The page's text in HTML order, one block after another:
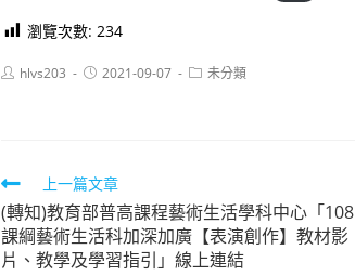
瀏覽次數: 234
Posthlvs203
Post2021-09-07
Post未分類
Read
more
articles
上一篇文章
(轉知)教育部普高課程藝術生活學科中心「108
課綱藝術生活科加深加廣【表演創作】教材影
片、教學及學習指引」線上連結